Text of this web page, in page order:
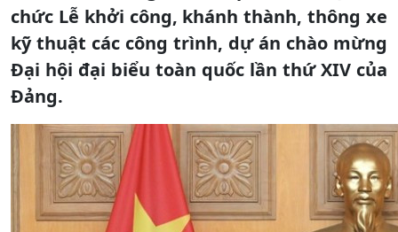
chức Lễ khởi công, khánh thành, thông xe
kỹ thuật các công trình, dự án chào mừng
Đại hội đại biểu toàn quốc lần thứ XIV của
Đảng.